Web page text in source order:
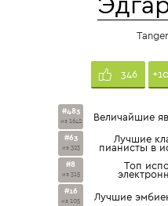
346
#483
из 1642 Величайшие
#63
из 323
Лучшие
пианисты в
#8
из 315
Топ
#16
из 105 Лучшие